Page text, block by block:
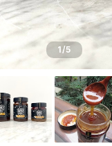
1/5